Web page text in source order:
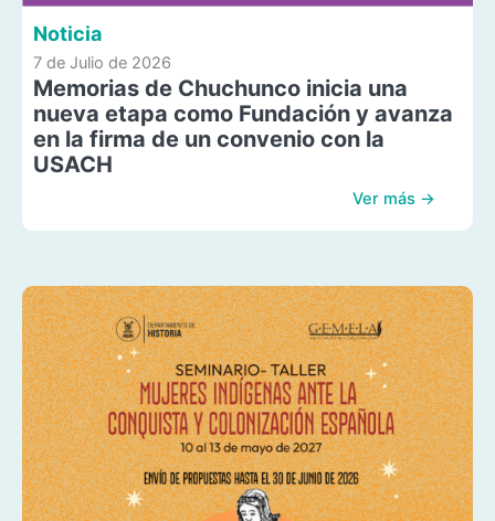
Noticia
7 de Julio de 2026
Memorias de Chuchunco inicia una
nueva etapa como Fundación y avanza
en la firma de un convenio con la
USACH
Ver más →